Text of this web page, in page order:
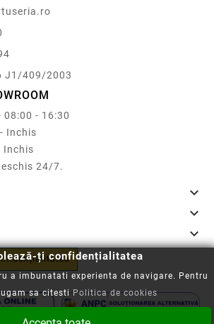
J1/409/2003
08:00 - 16:30
Inchis
Inchis
24/7.



ți confidențialitatea
a imbunatati experienta de navigare. Pentru
sa citestiPolitica de cookies